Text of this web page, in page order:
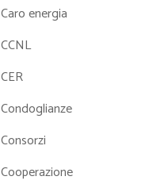
Caro energia
CCNL
CER
Condoglianze
Consorzi
Cooperazione